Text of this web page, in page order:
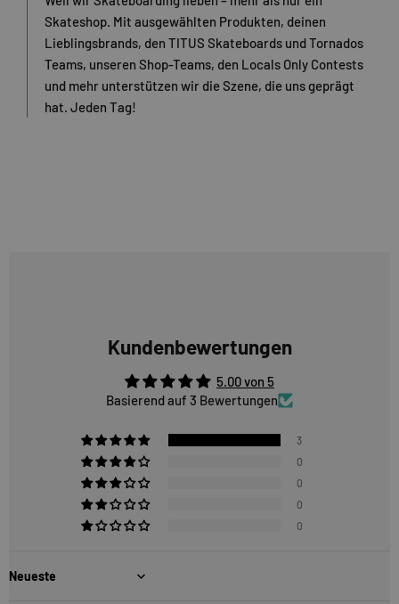
Skateshop. Mit ausgewählten Produkten, deinen
Lieblingsbrands, den TITUS Skateboards und Tornados
Teams, unseren Shop-Teams, den Locals Only Contests
und mehr unterstützen wir die Szene, die uns geprägt
hat. Jeden Tag!
Kundenbewertungen
5.00 von 5
Basierend auf 3 Bewertungen
3
0
0
0
0
Sort by